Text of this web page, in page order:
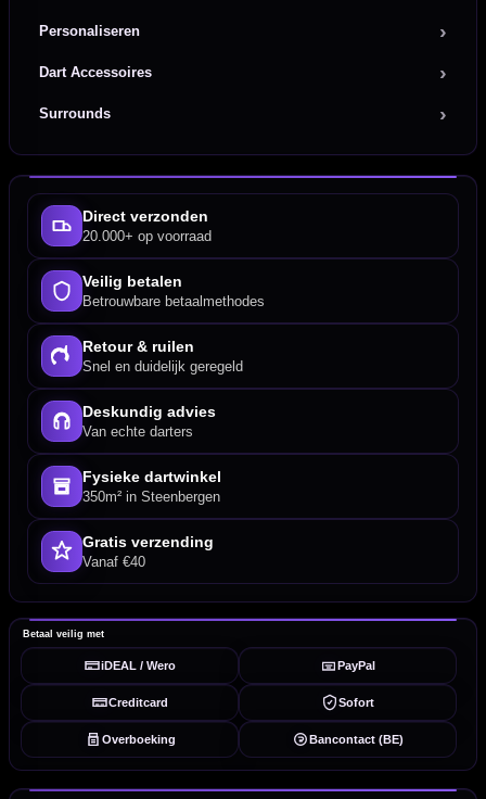
Personaliseren
Dart Accessoires
Surrounds
Direct verzonden
20.000+ op voorraad
Veilig betalen
Betrouwbare betaalmethodes
Retour & ruilen
Snel en duidelijk geregeld
Deskundig advies
Van echte darters
Fysieke dartwinkel
350m² in Steenbergen
Gratis verzending
Vanaf €40
Betaal veilig met
iDEAL / Wero PayPal
Creditcard Sofort
Overboeking Bancontact (BE)